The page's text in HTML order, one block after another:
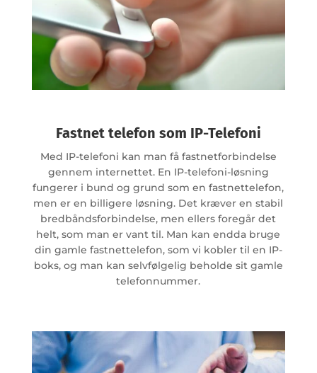
Fastnet telefon som IP-Telefoni
Med IP-telefoni kan man få fastnetforbindelse
gennem internettet. En IP-telefoni-løsning
fungerer i bund og grund som en fastnettelefon,
men er en billigere løsning. Det kræver en stabil
bredbåndsforbindelse, men ellers foregår det
helt, som man er vant til. Man kan endda bruge
din gamle fastnettelefon, som vi kobler til en IP-
boks, og man kan selvfølgelig beholde sit gamle
telefonnummer.